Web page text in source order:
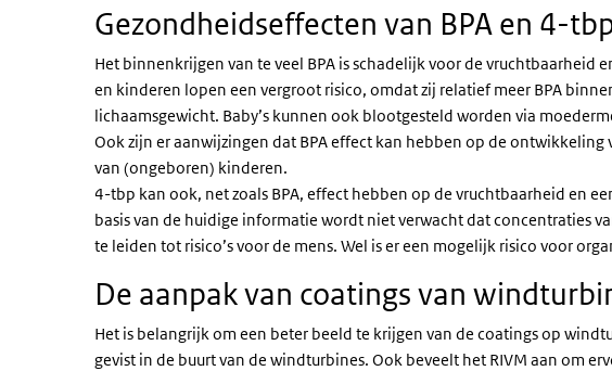
Gezondheidseffecten van BPA en 4-
Het binnenkrijgen van te veel BPA is schadelijk voor de vruchtbaarheid
en kinderen lopen een vergroot risico, omdat zij relatief meer BPA
lichaamsgewicht. Baby’s kunnen ook blootgesteld worden via
Ook zijn er aanwijzingen dat BPA effect kan hebben op de ontwikkeling
van (ongeboren) kinderen.
4-tbp kan ook, net zoals BPA, effect hebben op de vruchtbaarheid en
basis van de huidige informatie wordt niet verwacht dat concentraties
te leiden tot risico’s voor de mens. Wel is er een mogelijk risico voor
De aanpak van coatings van
Het is belangrijk om een beter beeld te krijgen van de coatings op
gevist in de buurt van de windturbines. Ook beveelt het RIVM aan om